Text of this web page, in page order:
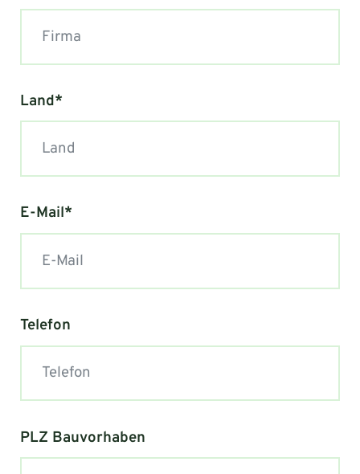
Land*
E-Mail*
Telefon
PLZ Bauvorhaben